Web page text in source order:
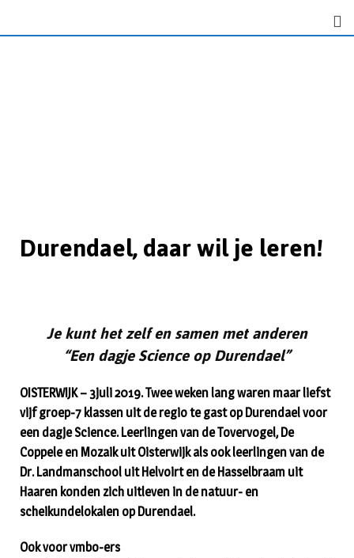
Durendael, daar wil je leren!
Je kunt het zelf en samen met anderen
“Een dagje Science op Durendael”
OISTERWIJK – 3juli 2019. Twee weken lang waren maar liefst
vijf groep-7 klassen uit de regio te gast op Durendael voor
een dagje Science. Leerlingen van de Tovervogel, De
Coppele en Mozaik uit Oisterwijk als ook leerlingen van de
Dr. Landmanschool uit Helvoirt en de Hasselbraam uit
Haaren konden zich uitleven in de natuur- en
scheikundelokalen op Durendael.
Ook voor vmbo-ers